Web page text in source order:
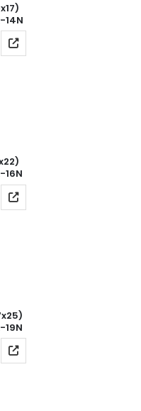
14N
16N
19N